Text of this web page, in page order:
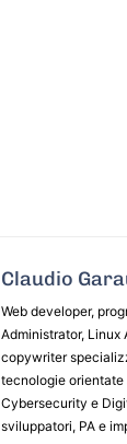
Claudio
Web developer,
Administrator, Linux
copywriter
tecnologie orientate
Cybersecurity e
sviluppatori, PA e